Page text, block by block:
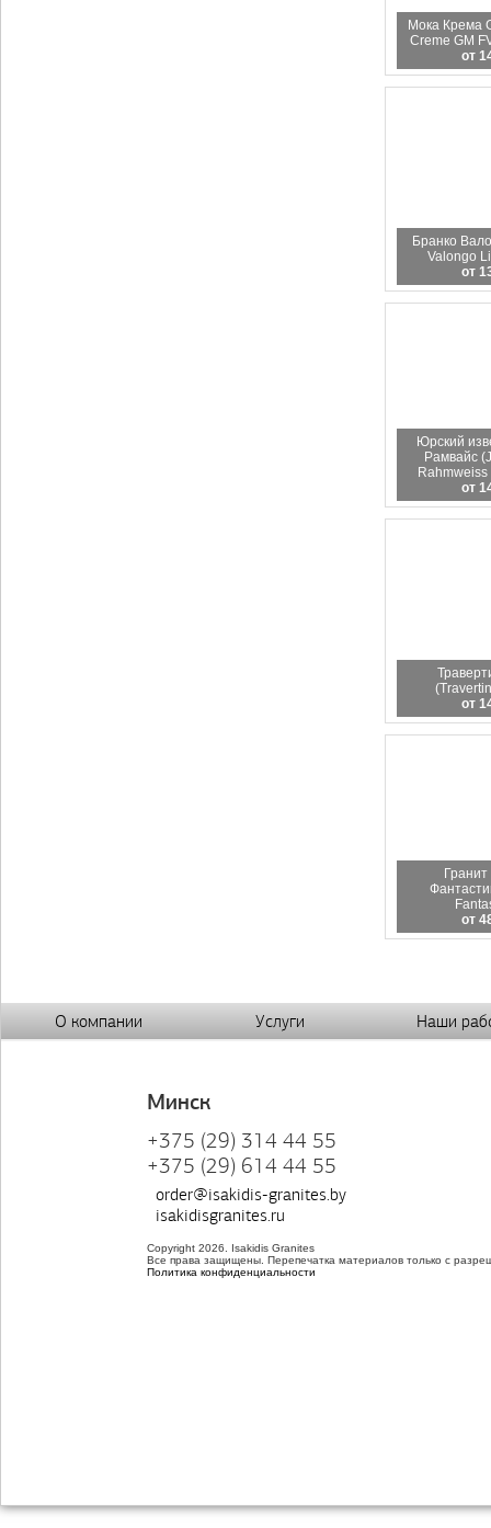
Мока Крема
Creme GM
от
Бранко
Valongo
от
Юрский
Рамвайс
от
от
от
О компании Услуги Наши
Минск
+375 (29) 314 44 55
+375 (29) 614 44 55
order@isakidis-granites.by
isakidisgranites.ru
Copyright 2026. Isakidis Granites
Все права защищены. Перепечатка материалов только с
Политика конфиденциальности